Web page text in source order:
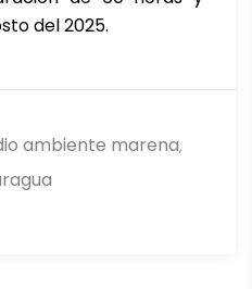
del 2025.
ambiente marena,